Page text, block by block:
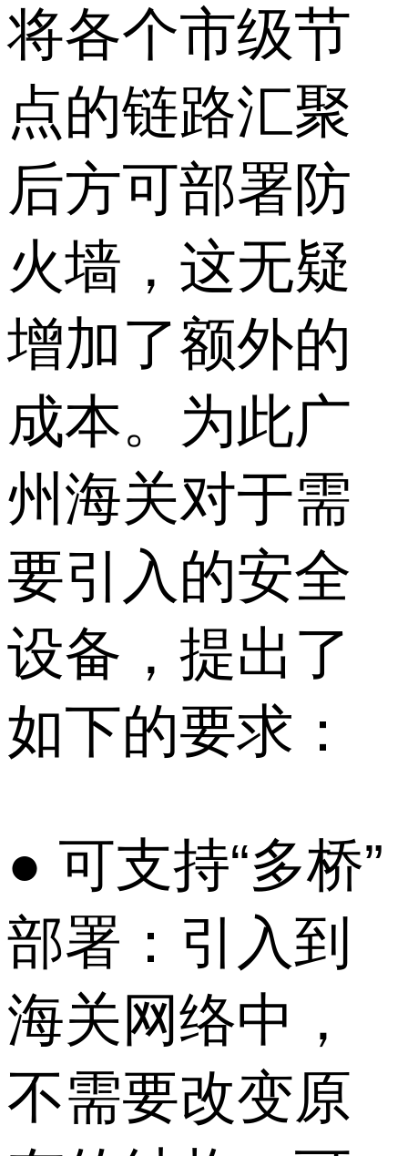
将各个市级节
点的链路汇聚
后方可部署防
火墙，这无疑
增加了额外的
成本。为此广
州海关对于需
要引入的安全
设备，提出了
如下的要求：
● 可支持“多桥”
部署：引入到
海关网络中，
不需要改变原